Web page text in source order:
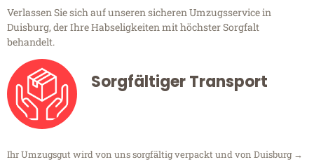
Verlassen Sie sich auf unseren sicheren Umzugsservice in
Duisburg, der Ihre Habseligkeiten mit höchster Sorgfalt
behandelt.
Sorgfältiger Transport
Ihr Umzugsgut wird von uns sorgfältig verpackt und von Duisburg →